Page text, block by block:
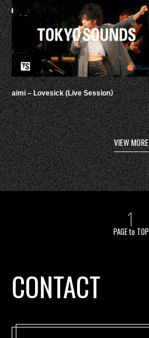
aimi – Lovesick (Live Session）
VIEW MORE
PAGE to TOP
CONTACT